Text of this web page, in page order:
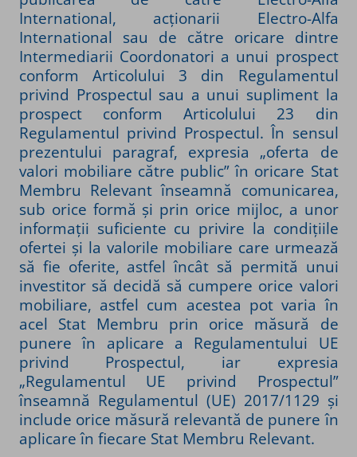
International, acționarii Electro-Alfa
International sau de către oricare dintre
Intermediarii Coordonatori a unui prospect
conform Articolului 3 din Regulamentul
privind Prospectul sau a unui supliment la
prospect conform Articolului 23 din
Regulamentul privind Prospectul. În sensul
prezentului paragraf, expresia „oferta de
valori mobiliare către public” în oricare Stat
Membru Relevant înseamnă comunicarea,
sub orice formă și prin orice mijloc, a unor
informații suficiente cu privire la condițiile
ofertei și la valorile mobiliare care urmează
să fie oferite, astfel încât să permită unui
investitor să decidă să cumpere orice valori
mobiliare, astfel cum acestea pot varia în
acel Stat Membru prin orice măsură de
punere în aplicare a Regulamentului UE
privind Prospectul, iar expresia
„Regulamentul UE privind Prospectul”
înseamnă Regulamentul (UE) 2017/1129 și
include orice măsură relevantă de punere în
aplicare în fiecare Stat Membru Relevant.